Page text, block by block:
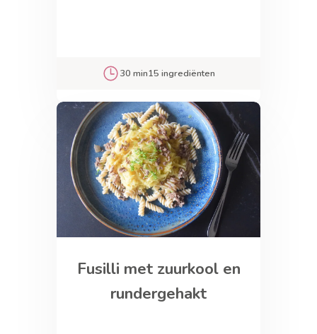
30 min15 ingrediënten
Fusilli met zuurkool en
rundergehakt